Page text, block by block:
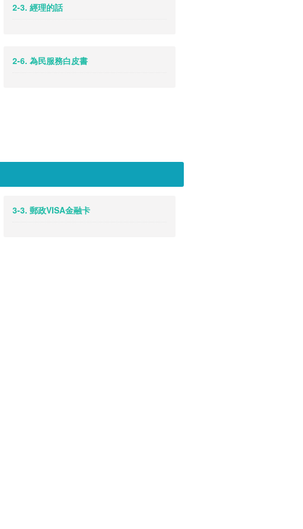
2-3. 經理的話
2-6. 為民服務白皮書
3-3. 郵政VISA金融卡